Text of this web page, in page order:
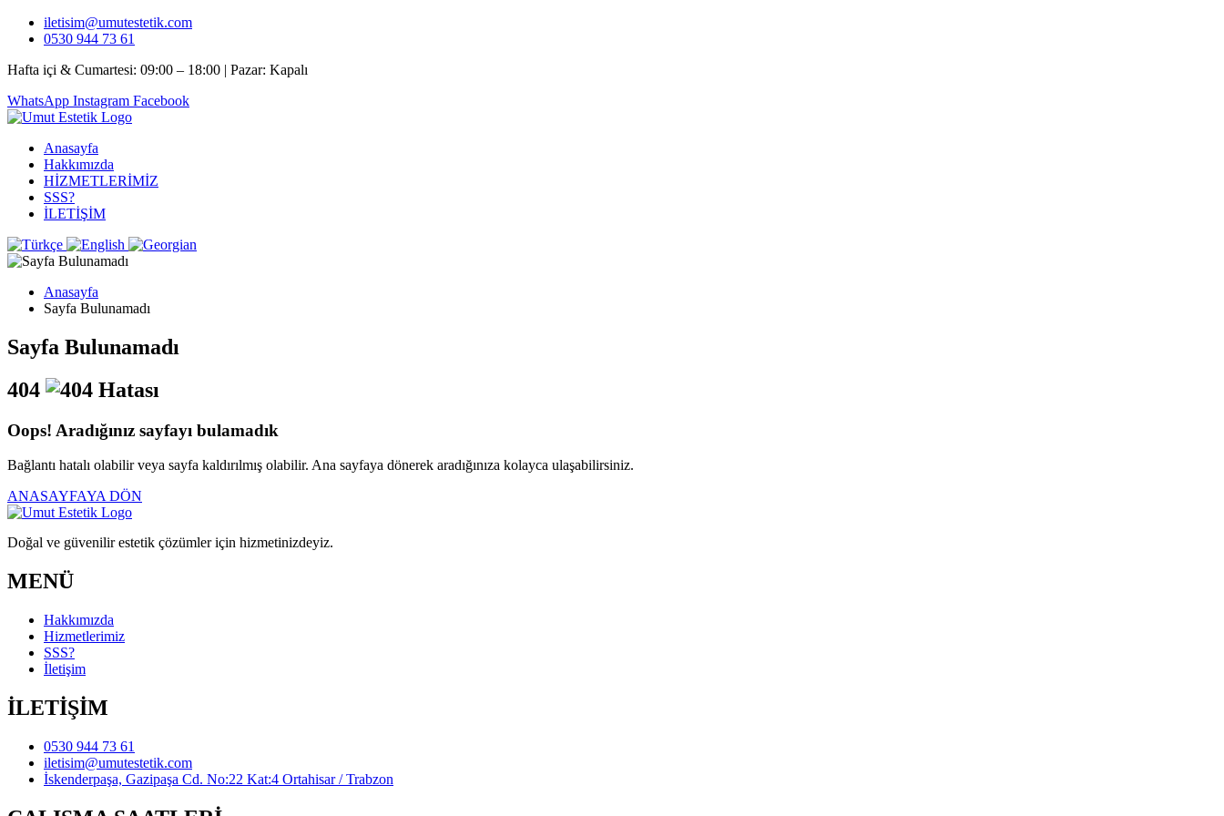
iletisim@umutestetik.com
0530 944 73 61
Hafta içi & Cumartesi: 09:00 – 18:00 | Pazar: Kapalı
WhatsApp Instagram Facebook
Anasayfa
Hakkımızda
HİZMETLERİMİZ
SSS?
İLETİŞİM
Anasayfa
Sayfa Bulunamadı
Sayfa Bulunamadı
404
Oops! Aradığınız sayfayı bulamadık
Bağlantı hatalı olabilir veya sayfa kaldırılmış olabilir. Ana sayfaya dönerek aradığınıza kolayca ulaşabilirsiniz.
ANASAYFAYA DÖN
Doğal ve güvenilir estetik çözümler için hizmetinizdeyiz.
MENÜ
Hakkımızda
Hizmetlerimiz
SSS?
İletişim
İLETİŞİM
0530 944 73 61
iletisim@umutestetik.com
İskenderpaşa, Gazipaşa Cd. No:22 Kat:4 Ortahisar / Trabzon